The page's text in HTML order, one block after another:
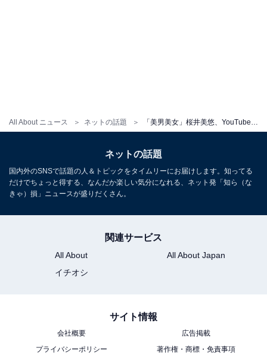
All About ニュース ネットの話題
ネットの話題
国内外のSNSで話題の人＆トピックをタイムリーにお届けします。知ってる
だけでちょっと得する、なんだか楽しい気分になれる、ネット発「知ら（な
きゃ）損」ニュースが盛りだくさん。
関連サービス
All About
All About Japan
イチオシ
サイト情報
会社概要
広告掲載
プライバシーポリシー
著作権・商標・免責事項